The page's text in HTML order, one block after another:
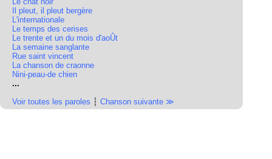
Il pleut, il pleut bergère
L'internationale
Le temps des cerises
Le trente et un du mois d'aoÛt
La semaine sanglante
Rue saint vincent
La chanson de craonne
Nini-peau-de chien
...
Voir toutes les paroles ┆ Chanson suivante ≫